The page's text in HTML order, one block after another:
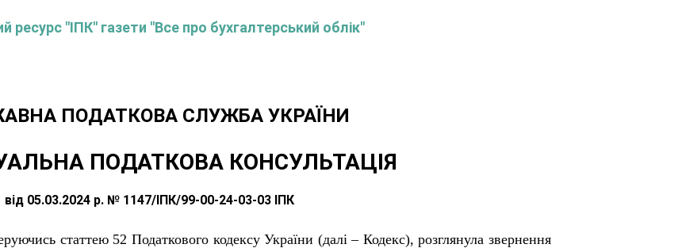
ресурс "ІПК" газети "Все про бухгалтерський облік"
ПОДАТКОВА СЛУЖБА УКРАЇНИ
ПОДАТКОВА КОНСУЛЬТАЦІЯ
від 05.03.2024 р. № 1147/ІПК/99-00-24-03-03 ІПК
статтею 52 Податкового кодексу України (далі – Кодекс), розглянула звернення